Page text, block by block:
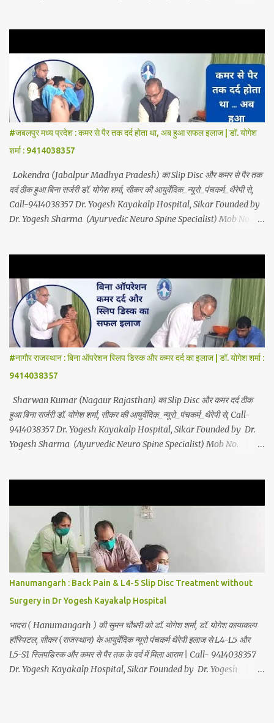
Cervical Disk Prolapse, Spondylitis, Tennis Elbow, Hip Joint Pain,
Knee Joint Pain, Planter Fascitis, Spine and Joints problems
without surgery by Ayurvedic Neuro Panchkarma Therapy.
Ayurvedic Neuro Panchkarma Therapy is a combination of
Ayurvedic Neuro Therapy, Nadi Steam Therapy, Acupuncture
Therapy, Cuping Therapy, Yoga-Sadhna Therapy. Apart from this,
the successful treatment of Migraine (headache), gas- acidity,
petadard - dharan (stomach ache-humus), aanv (amoeba), marod
- dast (to...
#जबलपुर मध्य प्रदेश : कमर से पैर तक दर्द होता था, अब हुआ सफल इलाज | डॉ. योगेश
शर्मा : 9414038357
Lokendra (Jabalpur Madhya Pradesh) का Slip Disc और कमर से पैर तक
दर्द ठीक हुआ बिना सर्जरी डॉ. योगेश शर्मा, सीकर की आयुर्वेदिक_न्यूरो_पंचकर्म_थैरेपी से,
Call-9414038357 Dr. Yogesh Kayakalp Hospital, Sikar Founded by
Dr. Yogesh Sharma (Ayurvedic Neuro Spine Specialist) Mob No.
Knee Joint Pain , Planter Fascitis, Spine and Joints problems
without surgery by Ayurvedic Neuro Panchkarma Therapy .
Ayurvedic Neuro Panchkarma Therapy is a combination of
Ayurvedic Neuro Therapy , Nadi Steam Therapy , Acupuncture
Therapy , Cuping Therapy , Yoga-Sadhna Therapy . Apart from
this, the successful treatment of Migraine (Headache) , gas-
acidity, petadard - dharan (Abdominal Pain), aanv (Ame...
#नागौर राजस्थान : बिना ऑपरेशन स्लिप डिस्क और कमर दर्द का इलाज | डॉ. योगेश शर्मा :
9414038357
Sharwan Kumar (Nagaur Rajasthan) का Slip Disc और कमर दर्द ठीक
हुआ बिना सर्जरी डॉ. योगेश शर्मा, सीकर की आयुर्वेदिक_न्यूरो_पंचकर्म_थैरेपी से, Call-
9414038357 Dr. Yogesh Kayakalp Hospital, Sikar Founded by Dr.
Yogesh Sharma (Ayurvedic Neuro Spine Specialist) Mob No.
Knee Joint Pain , Planter Fascitis, Spine and Joints problems
without surgery by Ayurvedic Neuro Panchkarma Therapy .
Ayurvedic Neuro Panchkarma Therapy is a combination of
Ayurvedic Neuro Therapy , Nadi Steam Therapy , Acupuncture
Therapy , Cuping Therapy , Yoga-Sadhna Therapy . Apart from
this, the successful treatment of Migraine (Headache) , gas-
acidity, petadard - dharan (Abdominal Pain), aanv (Amebiasis),
mar...
Hanumangarh : Back Pain & L4-5 Slip Disc Treatment without
Surgery in Dr Yogesh Kayakalp Hospital
भादरा ( Hanumangarh ) की सुमन चौधरी को डॉ. योगेश शर्मा, डॉ. योगेश कायाकल्प
हॉस्पिटल, सीकर (राजस्थान) के आयुर्वेदिक न्यूरो पंचकर्म थैरेपी इलाज से L4-L5 और
L5-S1 स्लिपडिस्क और कमर से पैर तक के दर्द में मिला आराम | Call- 9414038357
Dr. Yogesh Kayakalp Hospital, Sikar Founded by Dr. Yogesh